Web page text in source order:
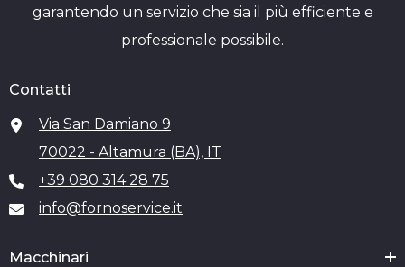
garantendo un servizio che sia il più efficiente e
professionale possibile.
Contatti
Via San Damiano 9
70022 - Altamura (BA), IT
+39 080 314 28 75
info@fornoservice.it
Macchinari